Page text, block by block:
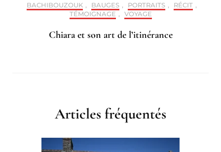
BACHIBOUZOUK , BAUGES , PORTRAITS , RÉCIT ,
TÉMOIGNAGE , VOYAGE
Chiara et son art de l’itinérance
Articles fréquentés